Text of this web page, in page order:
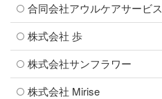
合同会社アウルケアサービス
株式会社 歩
株式会社サンフラワー
株式会社 Mirise